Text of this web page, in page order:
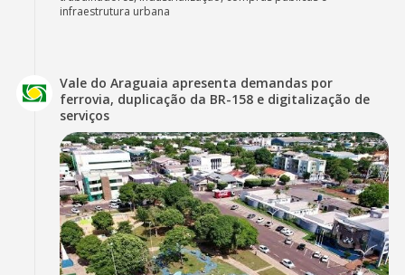
infraestrutura urbana
Vale do Araguaia apresenta demandas por
ferrovia, duplicação da BR-158 e digitalização de
serviços